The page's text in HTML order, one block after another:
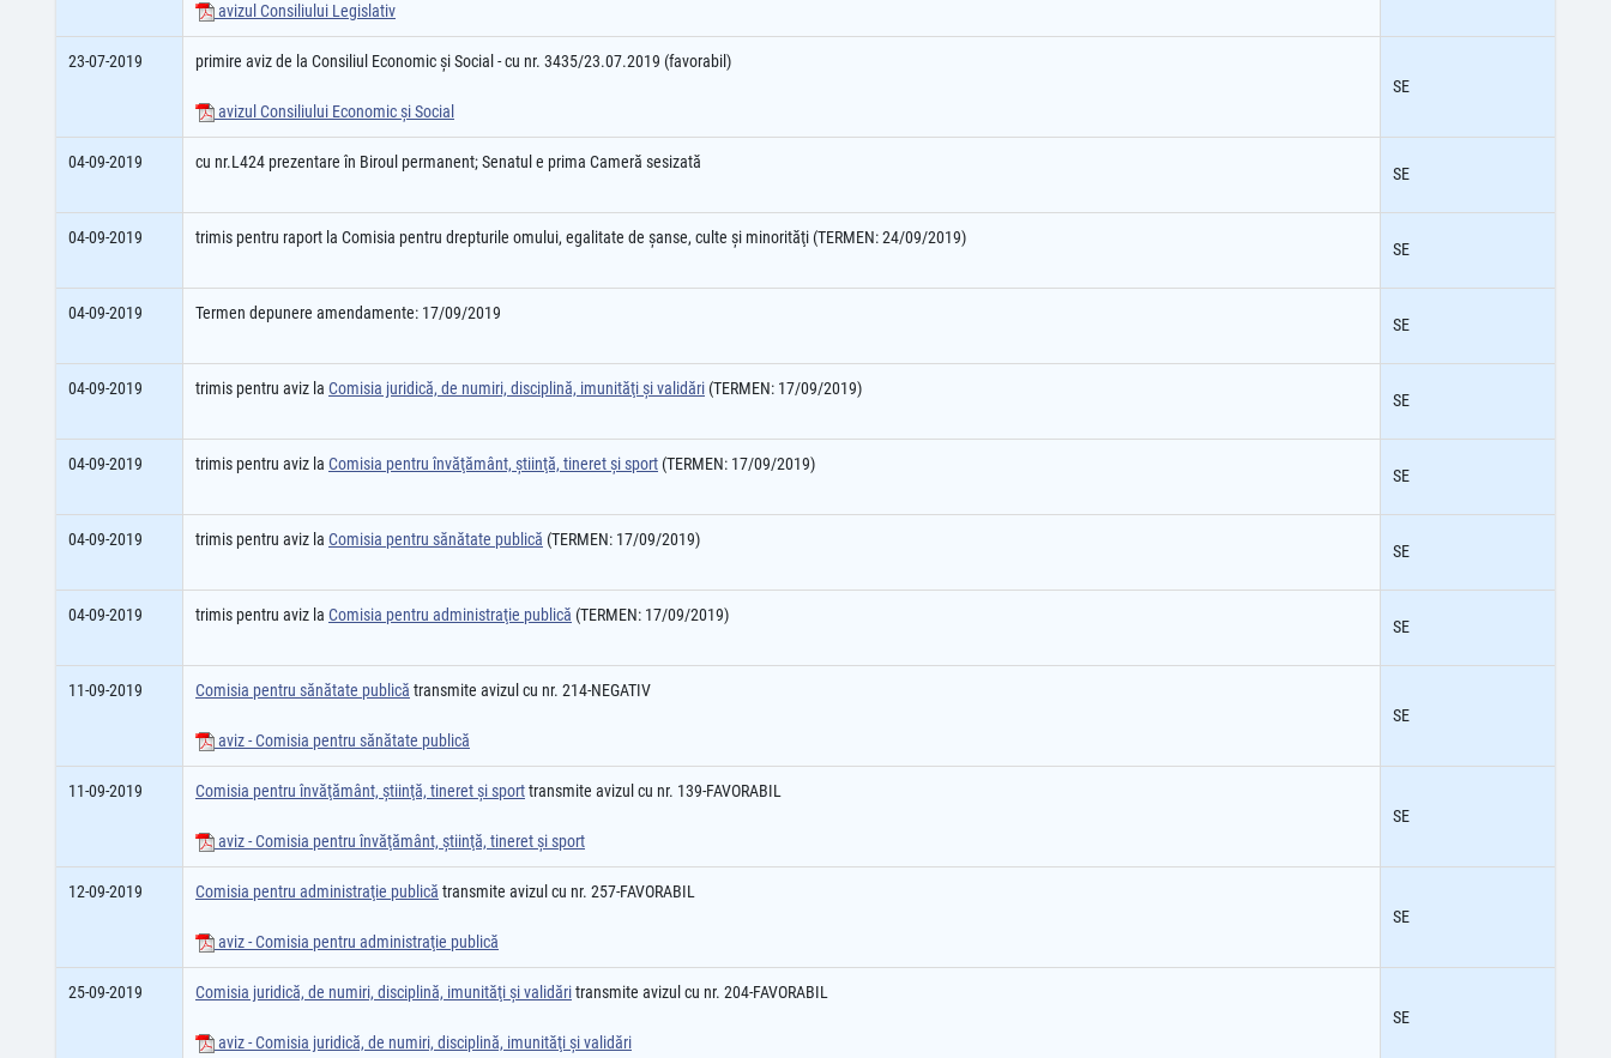
avizul Consiliului Legislativ
23-07-2019 primire aviz de la Consiliul Economic şi Social - cu nr. 3435/23.07.2019 (favorabil)
avizul Consiliului Economic şi Social
SE
04-09-2019 cu nr.L424 prezentare în Biroul permanent; Senatul e prima Cameră sesizată
SE
04-09-2019 trimis pentru raport la Comisia pentru drepturile omului, egalitate de şanse, culte şi minorităţi (TERMEN: 24/09/2019)
SE
04-09-2019 Termen depunere amendamente: 17/09/2019
SE
04-09-2019 trimis pentru aviz la Comisia juridică, de numiri, disciplină, imunităţi şi validări (TERMEN: 17/09/2019)
SE
04-09-2019 trimis pentru aviz la Comisia pentru învăţământ, ştiinţă, tineret şi sport (TERMEN: 17/09/2019)
SE
04-09-2019 trimis pentru aviz la Comisia pentru sănătate publică (TERMEN: 17/09/2019)
SE
04-09-2019 trimis pentru aviz la Comisia pentru administraţie publică (TERMEN: 17/09/2019)
SE
11-09-2019 Comisia pentru sănătate publică transmite avizul cu nr. 214-NEGATIV
aviz - Comisia pentru sănătate publică
SE
11-09-2019 Comisia pentru învăţământ, ştiinţă, tineret şi sporttransmite avizul cu nr. 139-FAVORABIL
aviz - Comisia pentru învăţământ, ştiinţă, tineret şi sport
SE
12-09-2019 Comisia pentru administraţie publică transmite avizul cu nr. 257-FAVORABIL
aviz - Comisia pentru administraţie publică
SE
25-09-2019 Comisia juridică, de numiri, disciplină, imunităţi şi validăritransmite avizul cu nr. 204-FAVORABIL
aviz - Comisia juridică, de numiri, disciplină, imunităţi şi validări
SE